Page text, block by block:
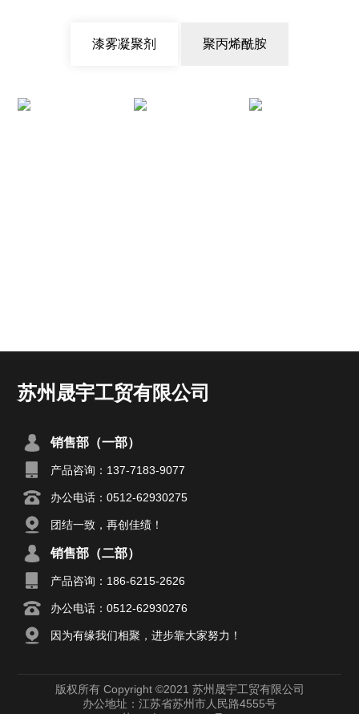
漆雾凝聚剂 聚丙烯酰胺
苏州晟宇工贸有限公司
销售部（一部）
产品咨询：137-7183-9077
办公电话：0512-62930275
团结一致，再创佳绩！
销售部（二部）
产品咨询：186-6215-2626
办公电话：0512-62930276
因为有缘我们相聚，进步靠大家努力！
版权所有 Copyright ©2021 苏州晟宇工贸有限公司
办公地址：江苏省苏州市人民路4555号